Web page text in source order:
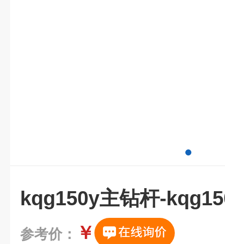
kqg150y主钻杆-
参考价： ￥